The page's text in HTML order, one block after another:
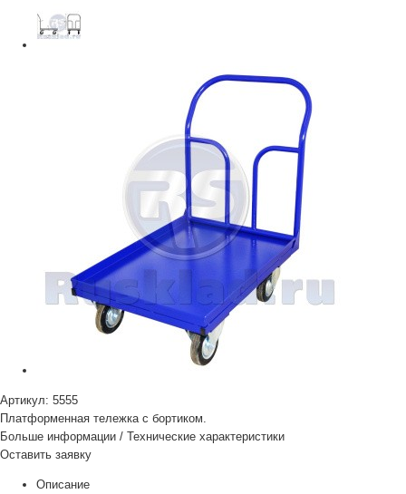
Артикул: 5555
Платформенная тележка с бортиком.
Больше информации / Технические характеристики
Оставить заявку
Описание